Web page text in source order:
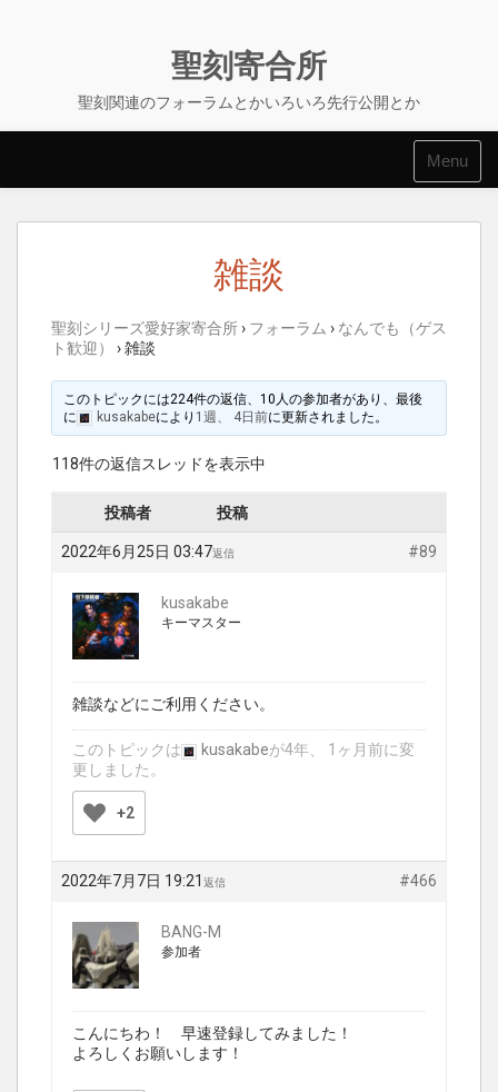
聖刻寄合所
聖刻関連のフォーラムとかいろいろ先行公開とか
Menu
雑談
聖刻シリーズ愛好家寄合所› フォーラム › なんでも（ゲス
ト歓迎）
›雑談
このトピックには224件の返信、10人の参加者があり、最後
に
kusakabeにより 1週、 4日前に更新されました。
118件の返信スレッドを表示中
投稿者 投稿
2022年6月25日 03:47 #89
返信
kusakabe
キーマスター
雑談などにご利用ください。
このトピックは kusakabeが4年、 1ヶ月前に変
更しました。
+2
2022年7月7日 19:21 #466
返信
BANG-M
参加者
こんにちわ！ 早速登録してみました！
よろしくお願いします！